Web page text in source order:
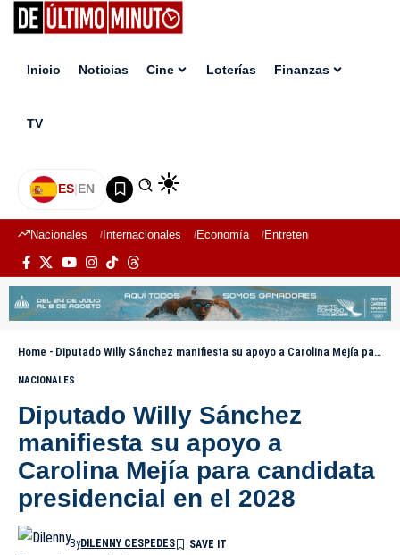
Inicio Noticias Cine Loterías Finanzas
TV
ES|EN
Nacionales Internacionales Economía Entretenimiento
Home - Diputado Willy Sánchez manifiesta su apoyo a Carolina Mejía para candidata presidencial en el 2028
NACIONALES
Diputado Willy Sánchez
manifiesta su apoyo a
Carolina Mejía para candidata
presidencial en el 2028
ByDILENNY CESPEDES